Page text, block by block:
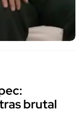
brutal